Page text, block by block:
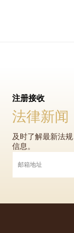
注册接收
法律新闻
及时了解最新法
信息。